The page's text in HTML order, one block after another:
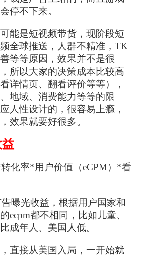
停不下来。
能是短视频带货，现阶段短
全球推送，人群不精准，TK
等等原因，效果并不是很
所以大家的决策成本比较高
详情页、翻看评价等等），
地域、消费能力等等的限
人性设计的，很容易上瘾，
效果就要好很多。
化率*用户价值（eCPM）*看
曝光收益，根据用户国家和
ecpm都不相同，比如儿童、
成年人、美国人低。
直接从美国入局，一开始就